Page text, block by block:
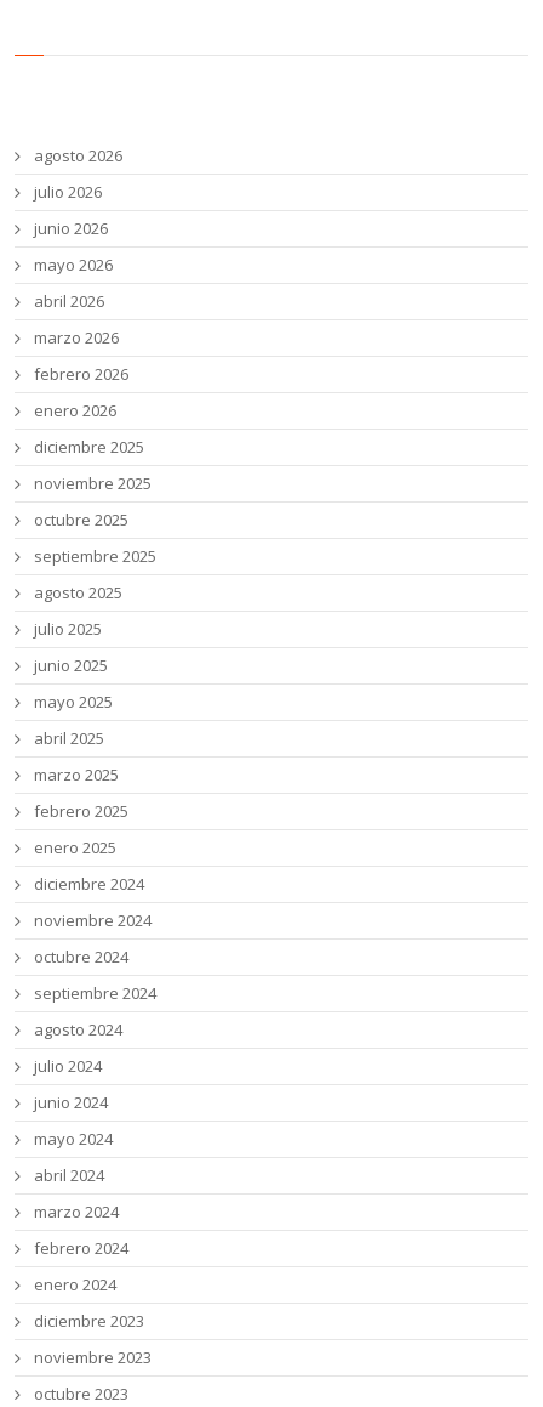
agosto 2026
julio 2026
junio 2026
mayo 2026
abril 2026
marzo 2026
febrero 2026
enero 2026
diciembre 2025
noviembre 2025
octubre 2025
septiembre 2025
agosto 2025
julio 2025
junio 2025
mayo 2025
abril 2025
marzo 2025
febrero 2025
enero 2025
diciembre 2024
noviembre 2024
octubre 2024
septiembre 2024
agosto 2024
julio 2024
junio 2024
mayo 2024
abril 2024
marzo 2024
febrero 2024
enero 2024
diciembre 2023
noviembre 2023
octubre 2023